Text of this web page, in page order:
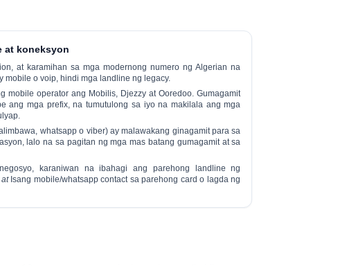
at koneksyon
at karamihan sa mga modernong numero ng Algerian na
mobile o voip, hindi mga landline ng legacy.
mobile operator ang Mobilis, Djezzy at Ooredoo. Gumagamit
ang mga prefix, na tumutulong sa iyo na makilala ang mga
whatsapp o viber) ay malawakang ginagamit para sa
lalo na sa pagitan ng mga mas batang gumagamit at sa
karaniwan na ibahagi ang parehong landline ng
atIsang mobile/whatsapp contact sa parehong card o lagda ng